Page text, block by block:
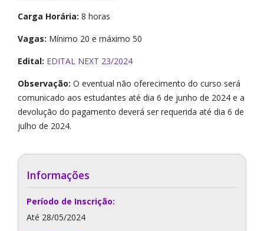
Carga Horária: 8 horas
Vagas: Mínimo 20 e máximo 50
Edital: EDITAL NEXT 23/2024
Observação: O eventual não oferecimento do curso será
comunicado aos estudantes até dia 6 de junho de 2024 e a
devolução do pagamento deverá ser requerida até dia 6 de
julho de 2024.
Informações
Período de Inscrição:
Até 28/05/2024